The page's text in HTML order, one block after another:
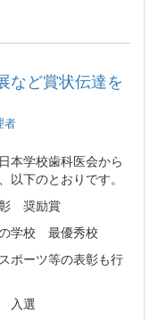
など賞状伝達を
者
本学校歯科医会から
下のとおりです。
彰 奨励賞
学校 最優秀校
ポーツ等の表彰も行
入選